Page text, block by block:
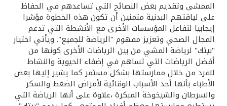
مصر
المملكة المتحدة
مملكة البحرين
الممشى وتقديم بعض النصائح التي تساعدهم في الحفاظ
على لياقتهم البدنية متمنين أن تكون هذه الخطوة مؤشرا
إيجابيا لتفاعل المؤسسات الأخرى مع الأنشطة التي تدعم
المجال الصحي وتعزيز مفهوم "الرياضة للجميع". ويأتي اختيار
"بيتك" لرياضة المشي من بين الرياضات الأخرى كونها من
أفضل الرياضات التي تساهم في إضفاء الحيوية والنشاط
للفرد من خلال ممارستها بشكل مستمر كما يشير إليها بعض
الأطباء بأنها أحد الأسباب الوقائية لأمراض الضغط والسكر
والسرطان والشيخوخة المبكرة ،علاوة على أنها الرياضة التي